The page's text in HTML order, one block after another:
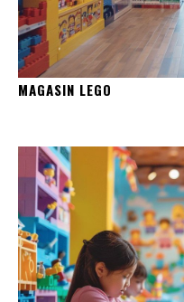
MAGASIN LEGO